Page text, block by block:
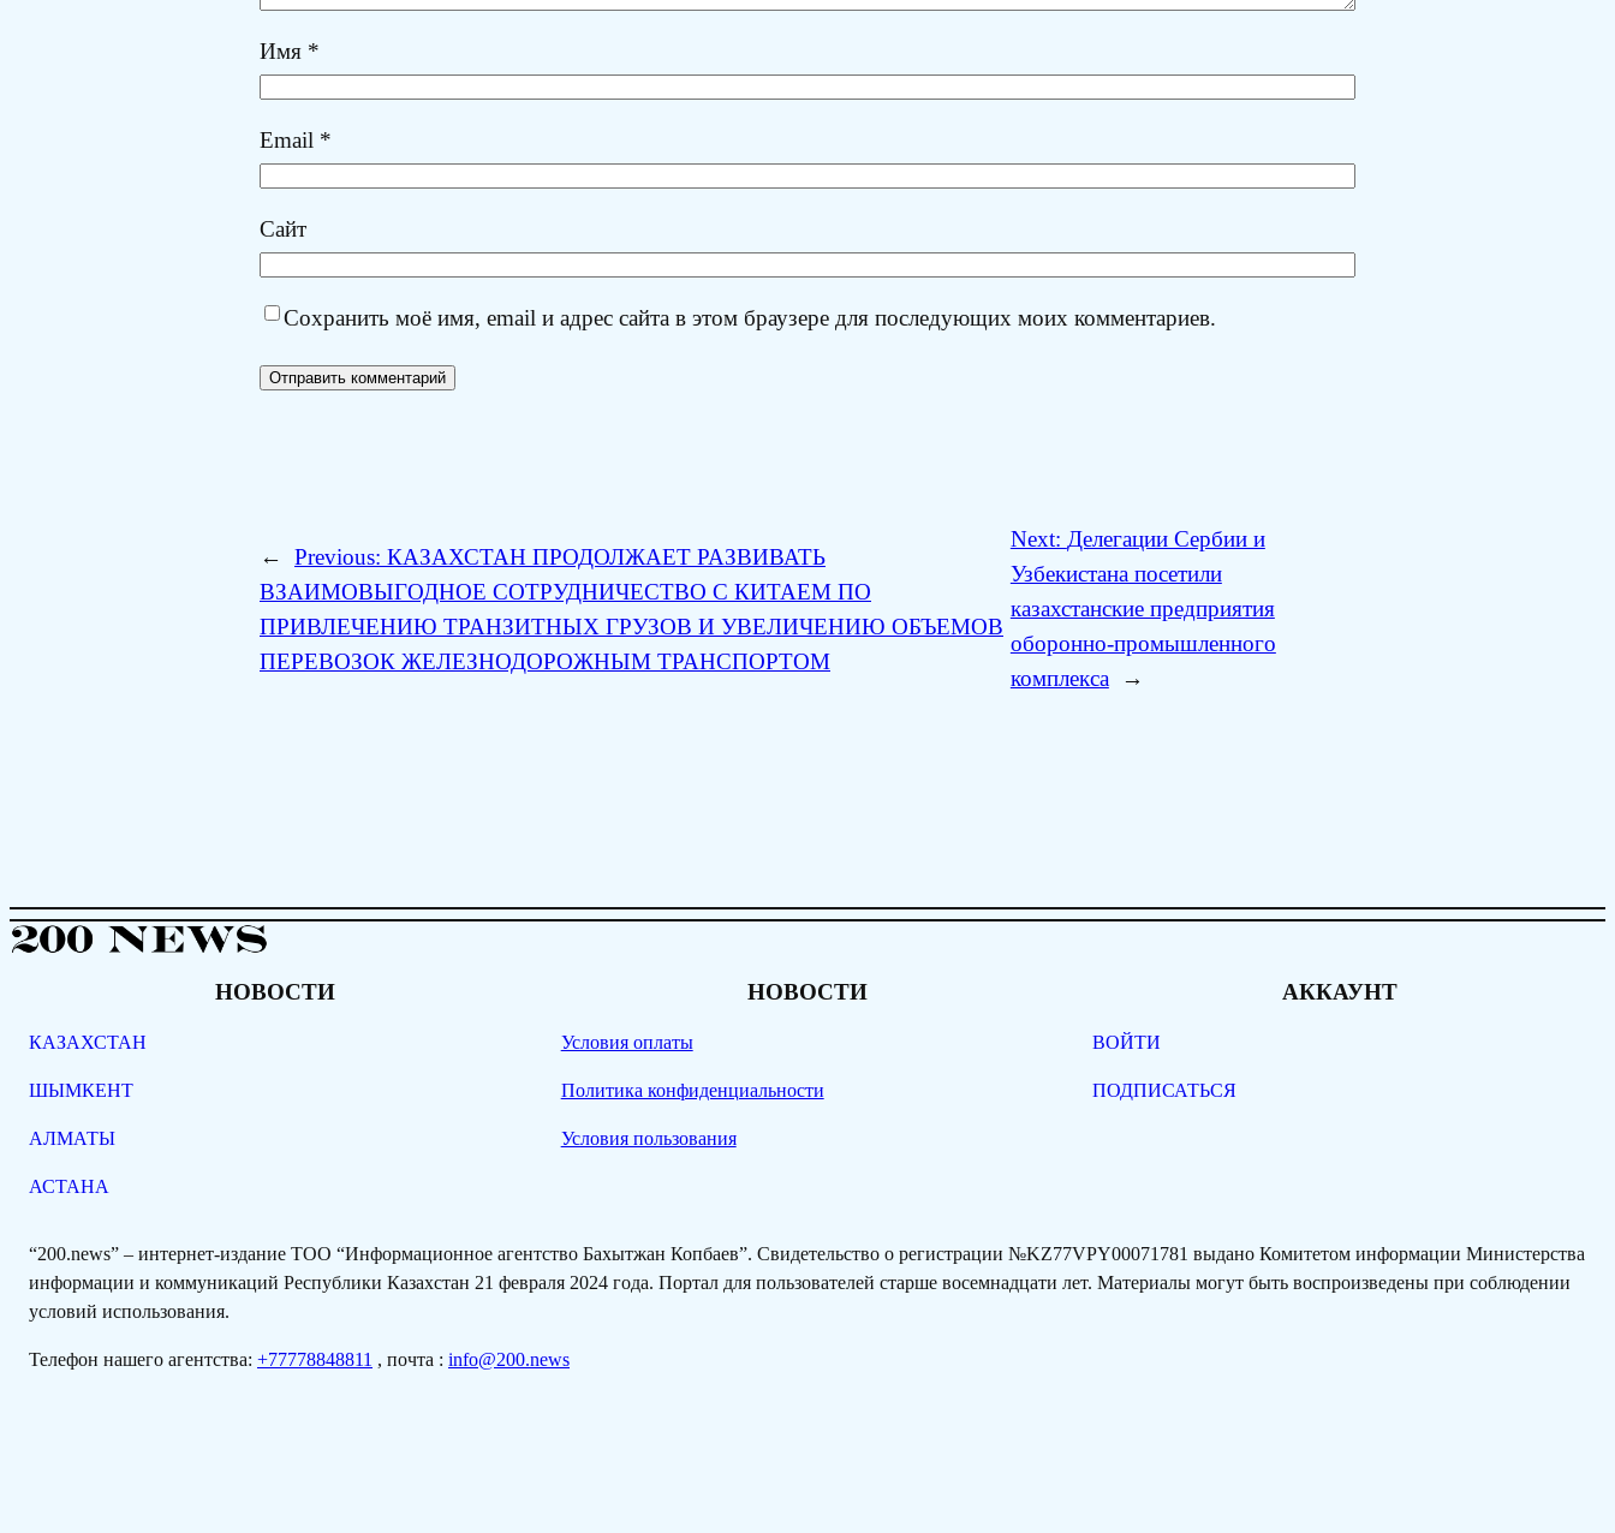
Имя *
Email *
Сайт
Сохранить моё имя, email и адрес сайта в этом браузере для последующих моих комментариев.
← Previous: КАЗАХСТАН ПРОДОЛЖАЕТ РАЗВИВАТЬ
ВЗАИМОВЫГОДНОЕ СОТРУДНИЧЕСТВО С КИТАЕМ ПО
ПРИВЛЕЧЕНИЮ ТРАНЗИТНЫХ ГРУЗОВ И УВЕЛИЧЕНИЮ ОБЪЕМОВ
ПЕРЕВОЗОК ЖЕЛЕЗНОДОРОЖНЫМ ТРАНСПОРТОМ
Next: Делегации Сербии и
Узбекистана посетили
казахстанские предприятия
оборонно-промышленного
комплекса
→
НОВОСТИ
КАЗАХСТАН
ШЫМКЕНТ
АЛМАТЫ
АСТАНА
НОВОСТИ
Условия оплаты
Политика конфиденциальности
Условия пользования
АККАУНТ
ВОЙТИ
ПОДПИСАТЬСЯ
“200.news” – интернет-издание ТОО “Информационное агентство Бахытжан Копбаев”. Свидетельство о регистрации №KZ77VPY00071781 выдано Комитетом информации Министерства
информации и коммуникаций Республики Казахстан 21 февраля 2024 года. Портал для пользователей старше восемнадцати лет. Материалы могут быть воспроизведены при соблюдении
условий использования.
Телефон нашего агентства: +77778848811 , почта : info@200.news